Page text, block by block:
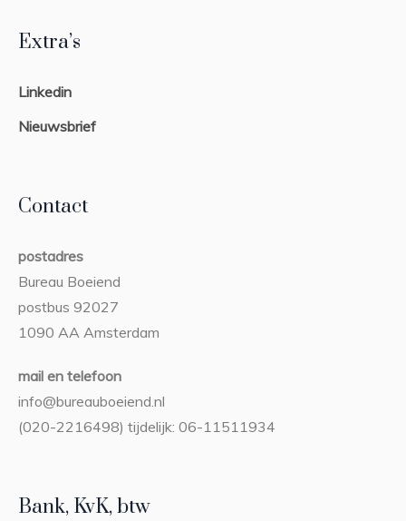
Extra’s
Linkedin
Nieuwsbrief
Contact
postadres
Bureau Boeiend
postbus 92027
1090 AA Amsterdam
mail en telefoon
info@bureauboeiend.nl
(020-2216498) tijdelijk: 06-11511934
Bank, KvK, btw